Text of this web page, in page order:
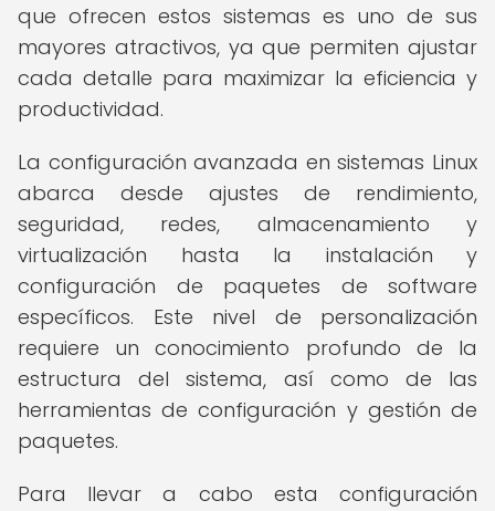
que ofrecen estos sistemas es uno de sus
mayores atractivos, ya que permiten ajustar
cada detalle para maximizar la eficiencia y
productividad.
La configuración avanzada en sistemas Linux
abarca desde ajustes de rendimiento,
seguridad, redes, almacenamiento y
virtualización hasta la instalación y
configuración de paquetes de software
específicos. Este nivel de personalización
requiere un conocimiento profundo de la
estructura del sistema, así como de las
herramientas de configuración y gestión de
paquetes.
Para llevar a cabo esta configuración